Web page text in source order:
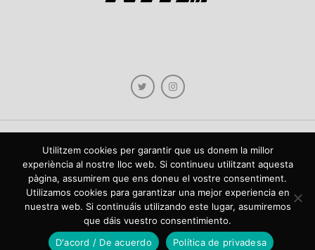
Copyright © 2021 NHLmania.com. Tots els drets reservats / Todos los derechos
reservados. NHLmania és una web dedicada a la difusió de contingut sobre la
NHL, tant en català com en castellà. L'escut de NHLmania.com és propietat de la
web en qüestió. NHLmania es una web dedicada a la difusión de contenido sobre
la NHL, tanto en español como en catalán. El escudo deNHLmania.com es
propiedad de dicha web.
Utilitzem cookies per garantir que us donem la millor
experiència al nostre lloc web. Si continueu utilitzant aquesta
pàgina, assumirem que ens doneu el vostre consentiment.
Utilizamos cookies para garantizar una mejor experiencia en
nuestra web. Si continuáis utilizando este lugar, asumiremos
que dáis vuestro consentimiento.
D'acord / De acuerdo
Política de privadesa